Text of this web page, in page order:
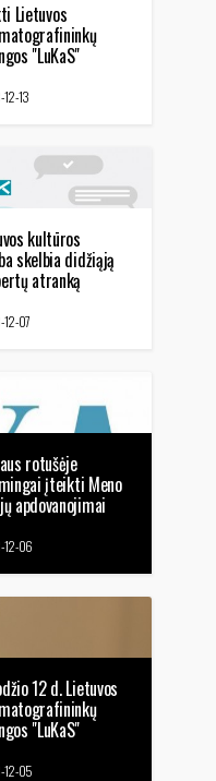
Lietuvos
"LuKaS"
13
kultūros
skelbia didžiąją
atranką
07
rotušėje
įteikti Meno
apdovanojimai
nariams
06
12 d. Lietuvos
"LuKaS"
05